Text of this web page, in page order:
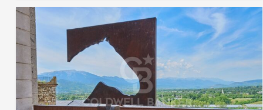
bonitas vistas, creando una agradable sensación de
amplitud. La cocina abierta, práctica y funcional, se integra
perfectamente en el espacio, favoreciendo una
distribución cómoda y acogedora.La zona de noche
dispone de dos habitaciones y un baño completo. La
vivienda se completa con un trastero, ideal como espacio
adicional de almacenamiento, y una zona de aparcamiento
comunitaria, aportando un plus de comodidad al día a día.
Una excelente oportunidad para quienes buscan un
Sie
durch